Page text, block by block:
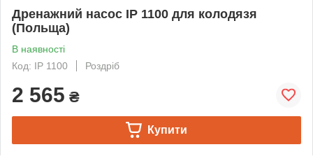
Дренажний насос IP 1100 для колодязя
(Польща)
В наявності
Код: IP 1100
Роздріб
2 565 ₴
Купити